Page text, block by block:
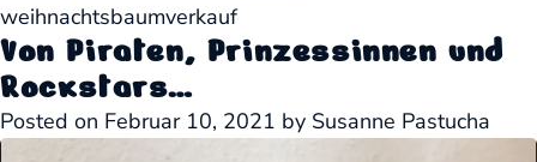
weihnachtsbaumverkauf
Von Piraten, Prinzessinnen und
Rockstars…
Posted on Februar 10, 2021 by Susanne Pastucha